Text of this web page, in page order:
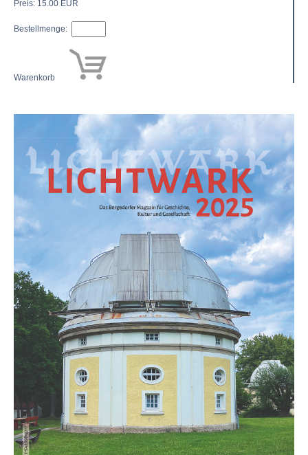
Preis: 15.00 EUR
Bestellmenge:
Warenkorb